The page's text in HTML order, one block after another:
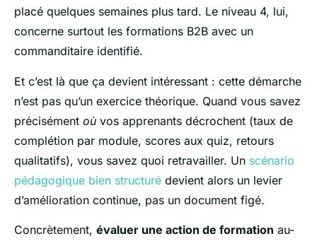
placé quelques semaines plus tard. Le niveau 4, lui,
concerne surtout les formations B2B avec un
commanditaire identifié.
Et c’est là que ça devient intéressant : cette démarche
n’est pas qu’un exercice théorique. Quand vous savez
précisément où vos apprenants décrochent (taux de
complétion par module, scores aux quiz, retours
qualitatifs), vous savez quoi retravailler. Un scénario
pédagogique bien structuré devient alors un levier
d’amélioration continue, pas un document figé.
Concrètement, évaluer une action de formation au-